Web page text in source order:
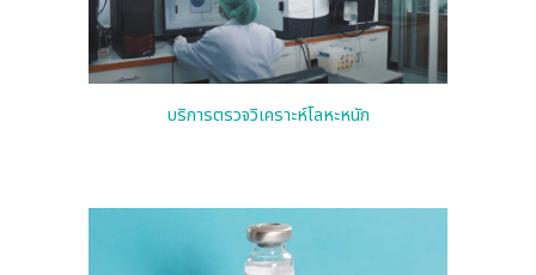
บริการตรวจวิเคราะห์โลหะหนัก